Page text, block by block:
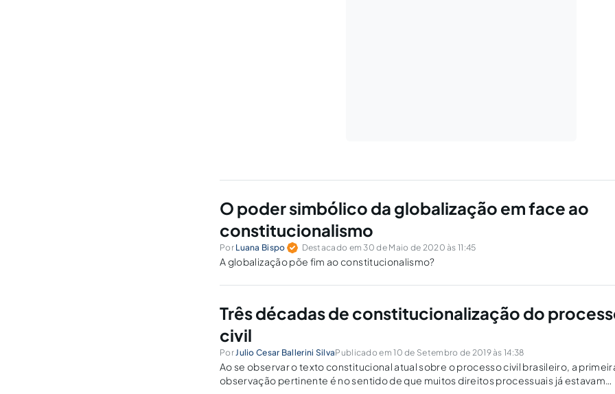
O poder simbólico da globalização em face ao
constitucionalismo
Por Luana Bispo Destacado em 30 de Maio de 2020 às 11:45
A globalização põe fim ao constitucionalismo?
Três décadas de constitucionalização do
civil
PorJulio Cesar Ballerini SilvaPublicado em 10 de Setembro de 2019 às 14:38
Ao se observar o texto constitucional atual sobre o processo civil brasileiro, a
observação pertinente é no sentido de que muitos direitos processuais já estavam